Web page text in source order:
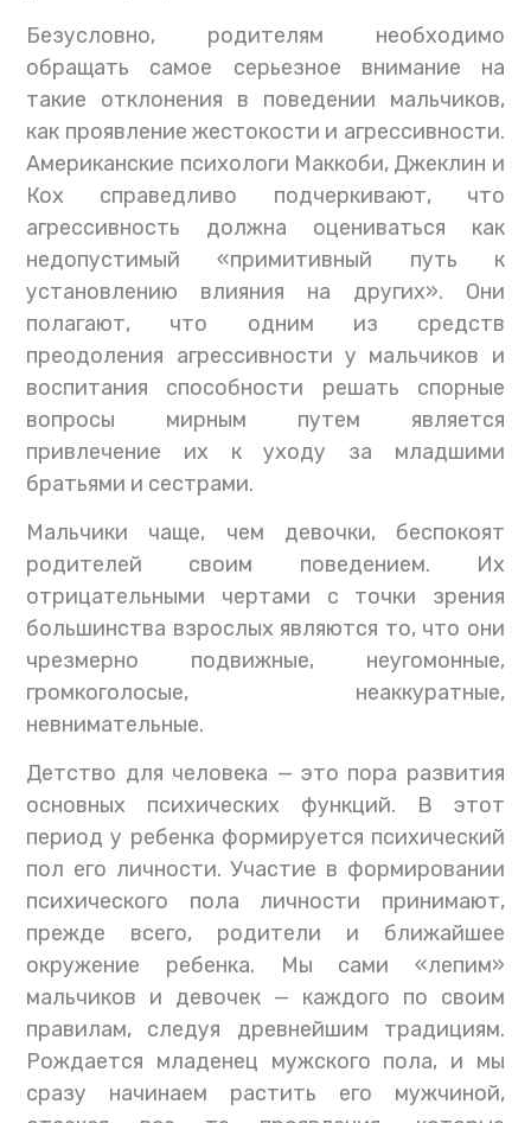
Безусловно, родителям необходимо
обращать самое серьезное внимание на
такие отклонения в поведении мальчиков,
как проявление жестокости и агрессивности.
Американские психологи Маккоби, Джеклин и
Кох справедливо подчеркивают, что
агрессивность должна оцениваться как
недопустимый «примитивный путь к
установлению влияния на других». Они
полагают, что одним из средств
преодоления агрессивности у мальчиков и
воспитания способности решать спорные
вопросы мирным путем является
привлечение их к уходу за младшими
братьями и сестрами.
Мальчики чаще, чем девочки, беспокоят
родителей своим поведением. Их
отрицательными чертами с точки зрения
большинства взрослых являются то, что они
чрезмерно подвижные, неугомонные,
громкоголосые, неаккуратные,
невнимательные.
Детство для человека — это пора развития
основных психических функций. В этот
период у ребенка формируется психический
пол его личности. Участие в формировании
психического пола личности принимают,
прежде всего, родители и ближайшее
окружение ребенка. Мы сами «лепим»
мальчиков и девочек — каждого по своим
правилам, следуя древнейшим традициям.
Рождается младенец мужского пола, и мы
сразу начинаем растить его мужчиной,